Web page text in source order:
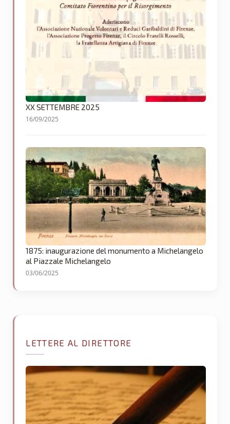
XX SETTEMBRE 2025
16/09/2025
1875: inaugurazione del monumento a Michelangelo
al Piazzale Michelangelo
03/06/2025
LETTERE AL DIRETTORE